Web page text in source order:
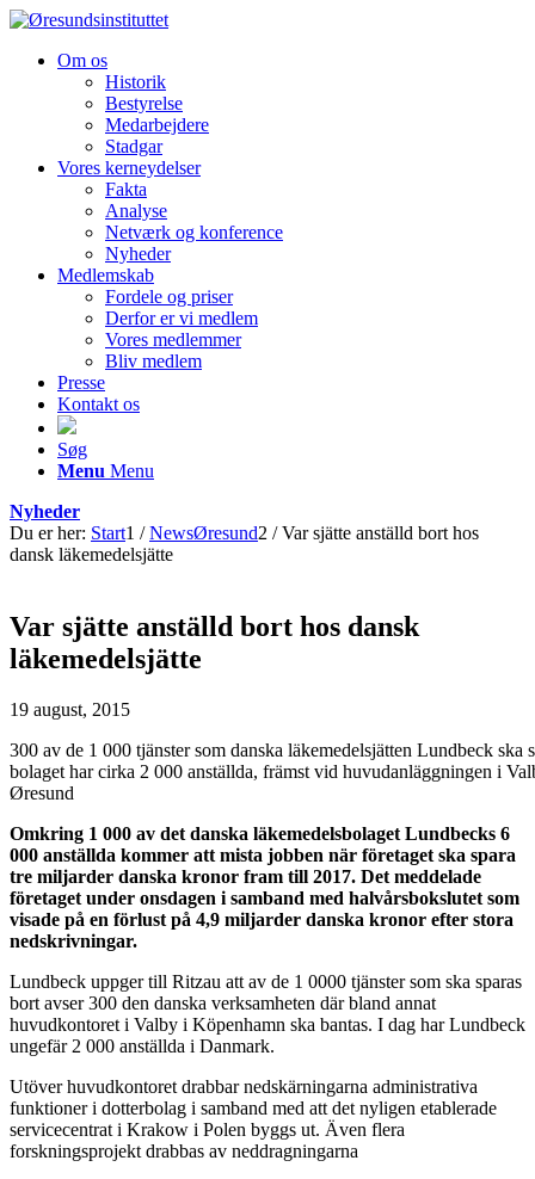
Om os
Historik
Bestyrelse
Medarbejdere
Stadgar
Vores kerneydelser
Fakta
Analyse
Netværk og konference
Nyheder
Medlemskab
Fordele og priser
Derfor er vi medlem
Vores medlemmer
Bliv medlem
Presse
Kontakt os
Søg
Menu Menu
Nyheder
Du er her: Start1 / NewsØresund2 / Var sjätte anställd bort hos
dansk läkemedelsjätte
Var sjätte anställd bort hos dansk
läkemedelsjätte
19 august, 2015
300 av de 1 000 tjänster som danska läkemedelsjätten Lundbeck ska
bolaget har cirka 2 000 anställda, främst vid huvudanläggningen i
Øresund
Omkring 1 000 av det danska läkemedelsbolaget Lundbecks 6
000 anställda kommer att mista jobben när företaget ska spara
tre miljarder danska kronor fram till 2017. Det meddelade
företaget under onsdagen i samband med halvårsbokslutet som
visade på en förlust på 4,9 miljarder danska kronor efter stora
nedskrivningar.
Lundbeck uppger till Ritzau att av de 1 0000 tjänster som ska sparas
bort avser 300 den danska verksamheten där bland annat
huvudkontoret i Valby i Köpenhamn ska bantas. I dag har Lundbeck
ungefär 2 000 anställda i Danmark.
Utöver huvudkontoret drabbar nedskärningarna administrativa
funktioner i dotterbolag i samband med att det nyligen etablerade
servicecentrat i Krakow i Polen byggs ut. Även flera
forskningsprojekt drabbas av neddragningarna